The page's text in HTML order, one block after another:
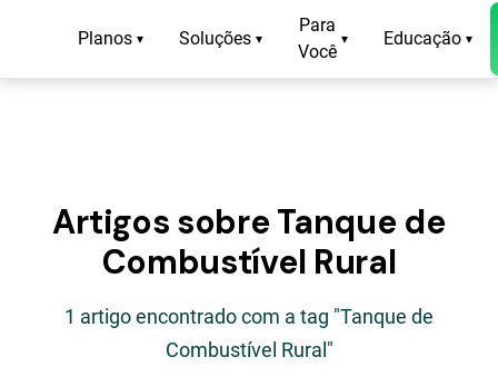
Planos ▾ Soluções ▾
Para
Você
▾ Educação ▾
Artigos sobre Tanque de
Combustível Rural
1 artigo encontrado com a tag "Tanque de
Combustível Rural"